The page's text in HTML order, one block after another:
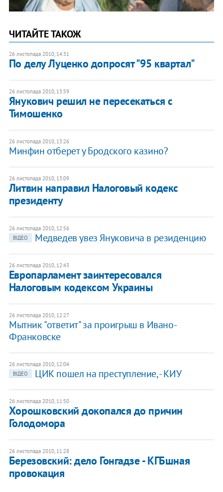
ЧИТАЙТЕ ТАКОЖ
26 листопада 2010, 14:31
​По делу Луценко допросят "95 квартал"
26 листопада 2010, 13:59
Янукович решил не пересекаться с
Тимошенко
26 листопада 2010, 13:26
Минфин отберет у Бродского казино?
26 листопада 2010, 13:09
Литвин направил Налоговый кодекс
президенту
26 листопада 2010, 12:56
ВІДЕО
Медведев увез Януковича в резиденцию
26 листопада 2010, 12:43
Европарламент заинтересовался
Налоговым кодексом Украины
26 листопада 2010, 12:27
Мытник "ответит" за проигрыш в Ивано-
Франковске
26 листопада 2010, 12:04
ВІДЕО
ЦИК пошел на преступление, - КИУ
26 листопада 2010, 11:50
Хорошковский докопался до причин
Голодомора
26 листопада 2010, 11:28
Березовский: дело Гонгадзе - КГБшная
провокация